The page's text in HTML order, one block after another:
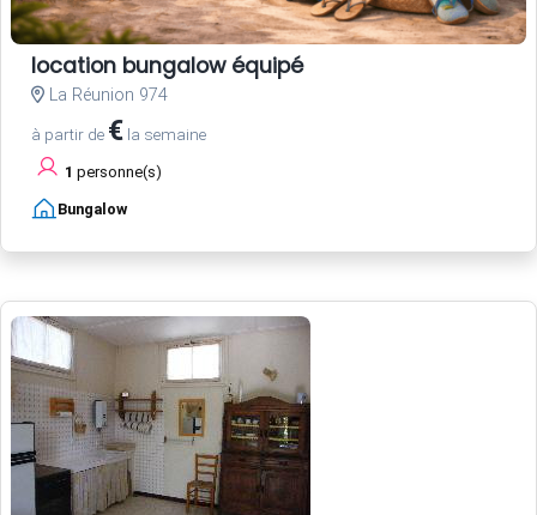
location bungalow équipé
La Réunion 974
à partir de € la semaine
1 personne(s)
Bungalow